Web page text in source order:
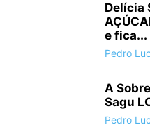
Delícia
e fica...
Pedro
A
Sagu
Pedro